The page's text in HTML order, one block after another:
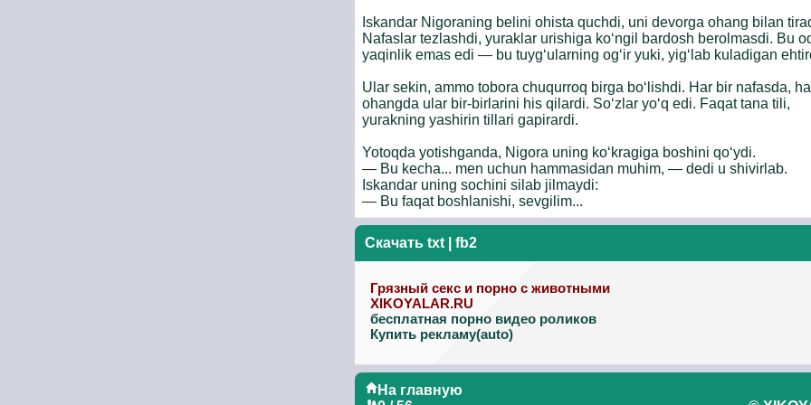
Iskandar Nigoraning belini ohista quchdi, uni devorga ohang bilan
Nafaslar tezlashdi, yuraklar urishiga ko‘ngil bardosh berolmasdi. Bu
yaqinlik emas edi — bu tuyg‘ularning og‘ir yuki, yig‘lab kuladigan
Ular sekin, ammo tobora chuqurroq birga bo‘lishdi. Har bir nafasda,
ohangda ular bir-birlarini his qilardi. So‘zlar yo‘q edi. Faqat tana tili,
yurakning yashirin tillari gapirardi.
Yotoqda yotishganda, Nigora uning ko‘kragiga boshini qo‘ydi.
— Bu kecha... men uchun hammasidan muhim, — dedi u shivirlab.
Iskandar uning sochini silab jilmaydi:
— Bu faqat boshlanishi, sevgilim...
Скачать txt fb2
Грязный секс и порно с животными
XIKOYALAR.RU
бесплатная порно видео роликов
Купить рекламу(auto)
На главную